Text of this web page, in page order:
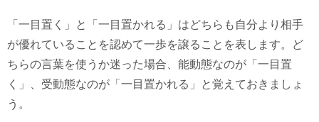
「一目置く」と「一目置かれる」はどちらも自分より相手
が優れていることを認めて一歩を譲ることを表します。ど
ちらの言葉を使うか迷った場合、能動態なのが「一目置
く」、受動態なのが「一目置かれる」と覚えておきましょ
う。